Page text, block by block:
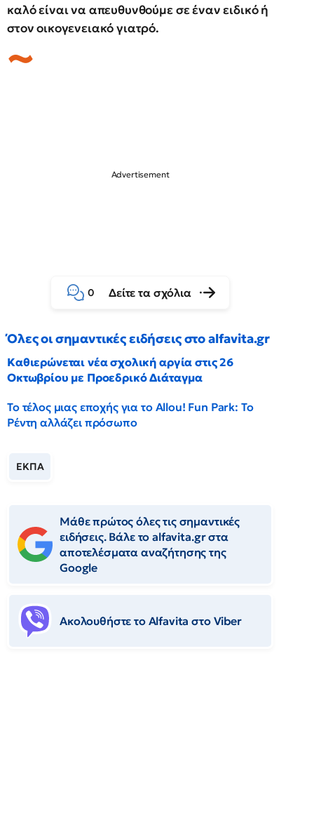
καλό είναι να απευθυνθούμε σε έναν ειδικό ή
στον οικογενειακό γιατρό.
0 Δείτε τα σχόλια
Όλες οι σημαντικές ειδήσεις στο alfavita.gr
Καθιερώνεται νέα σχολική αργία στις 26
Οκτωβρίου με Προεδρικό Διάταγμα
Το τέλος μιας εποχής για το Allou! Fun Park: Το
Ρέντη αλλάζει πρόσωπο
ΕΚΠΑ
Μάθε πρώτος όλες τις σημαντικές
ειδήσεις. Βάλε το alfavita.gr στα
αποτελέσματα αναζήτησης της
Google
Ακολουθήστε το Αlfavita στο Viber